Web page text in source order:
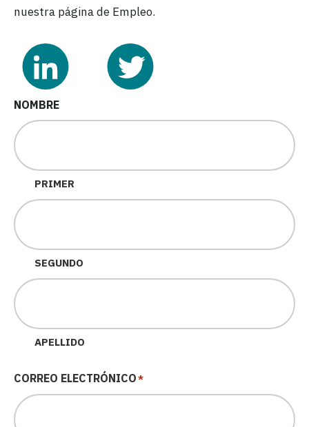
nuestra página de Empleo.
NOMBRE
PRIMER
SEGUNDO
APELLIDO
CORREO ELECTRÓNICO*